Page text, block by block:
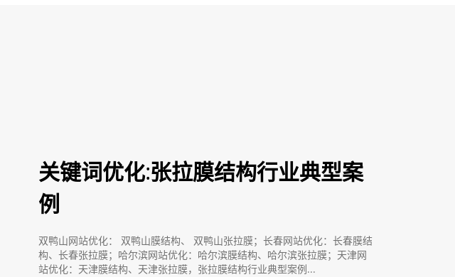
关键词优化:张拉膜结构行业典型案
例
双鸭山网站优化： 双鸭山膜结构、 双鸭山张拉膜；长春网站优化：长春膜结
构、长春张拉膜；哈尔滨网站优化：哈尔滨膜结构、哈尔滨张拉膜；天津网
站优化：天津膜结构、天津张拉膜，张拉膜结构行业典型案例...